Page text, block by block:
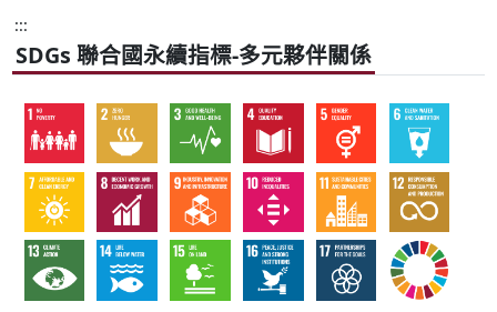
:::
SDGs 聯合國永續指標-多元夥伴關係